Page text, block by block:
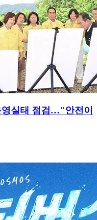
실태 점검…"안전이